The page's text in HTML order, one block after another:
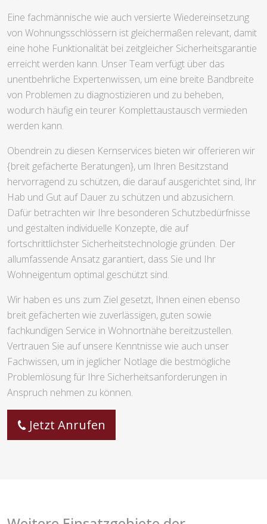
Eine fachmännische wie auch versierte Wiedereinsetzung
von Wohnungsschlössern ist gleichermaßen relevant, damit
eine hohe Funktionalität bei zeitgleicher Sicherheitsgarantie
erreicht werden kann. Unser Team verfügt über das
unentbehrliche Expertenwissen, um eine breite Bandbreite
von Problemen zu diagnostizieren und zu beheben,
wodurch häufig ein teurer Komplettaustausch vermieden
werden kann.
Obendrein zu diesen Kernservices bieten wir offerieren wir
{breit gefächerte Beratungen}, um Ihren Besitzstand
hervorragend zu schützen, die darauf ausgerichtet sind, Ihr
Hab und Gut auf Dauer zu schützen und abzusichern.
Dafür betrachten wir Ihre besonderen Schutzbedürfnisse
und gestalten individuelle Konzepte, die auf
fortschrittlichster Sicherheitstechnologie gründen. Der
allumfassende Ansatz garantiert, dass Sie und Ihr
Wohneigentum optimal geschützt sind.
Wir haben es uns zum Ziel gesetzt, Ihnen einen ebenso
breit gefächerten wie zuverlässigen, guten sowie
fachkundigen Service in Wohnortnähe bereitzustellen.
Vertrauen Sie auf unsere Kenntnisse wie auch unser
Fachwissen, um in jeglicher Notlage die bestmögliche
Problemlösung für Ihre Sicherheitsanforderungen in
Anspruch nehmen zu können.
Jetzt Anrufen